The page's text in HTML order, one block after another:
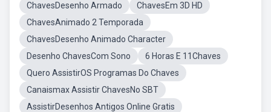
ChavesDesenho Armado
ChavesEm 3D HD
ChavesAnimado 2 Temporada
ChavesDesenho Animado Character
Desenho ChavesCom Sono
6 Horas E 11Chaves
Quero AssistirOS Programas Do Chaves
Canaismax Assistir ChavesNo SBT
AssistirDesenhos Antigos Online Gratis